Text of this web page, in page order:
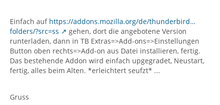
Einfach auf https://addons.mozilla.org/de/thunderbird…
folders/?src=ss
gehen, dort die angebotene Version
runterladen, dann in TB Extras=>Add-ons=>Einstellungen
Button oben rechts=>Add-on aus Datei installieren, fertig.
Das bestehende Addon wird einfach upgegradet, Neustart,
fertig, alles beim Alten. *erleichtert seufzt* ...
Gruss